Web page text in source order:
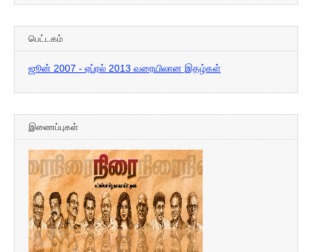
பெட்டகம்
ஜூன் 2007 - ஏப்ரல் 2013 வரையிலான இதழ்கள்
இணைப்புகள்